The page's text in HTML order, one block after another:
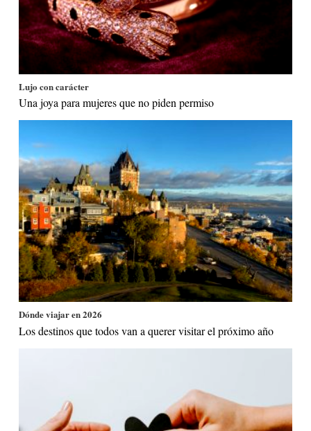
Lujo con carácter
Una joya para mujeres que no piden permiso
Dónde viajar en 2026
Los destinos que todos van a querer visitar el próximo año